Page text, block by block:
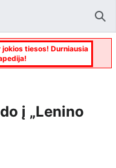
tiesos! Durniausia
į „Lenino